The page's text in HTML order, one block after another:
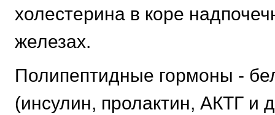
холестерина в коре
железах.
Полипептидные гормоны -
(инсулин, пролактин, АКТГ и